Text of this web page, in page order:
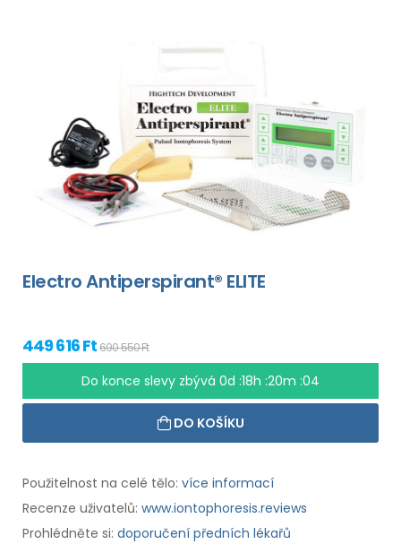
Electro Antiperspirant® ELITE
449 616 Ft690 550 Ft
Do konce slevy zbývá 0d :18h :20m :04
DO KOŠÍKU
Použitelnost na celé tělo: více informací
Recenze uživatelů: www.iontophoresis.reviews
Prohlédněte si: doporučení předních lékařů